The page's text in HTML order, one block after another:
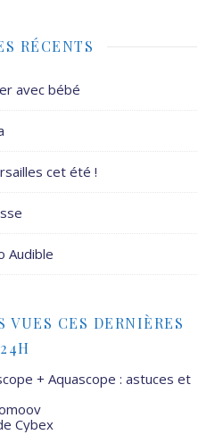
RÉCENTS
avec bébé
cet été !
Audible
VUES CES DERNIÈRES
24H
+ Aquascope : astuces et
Cybex